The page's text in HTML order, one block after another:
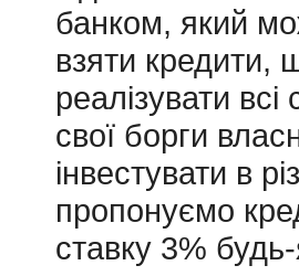
банком, який
взяти кредити,
реалізувати всі
свої борги
інвестувати в
пропонуємо
ставку 3%